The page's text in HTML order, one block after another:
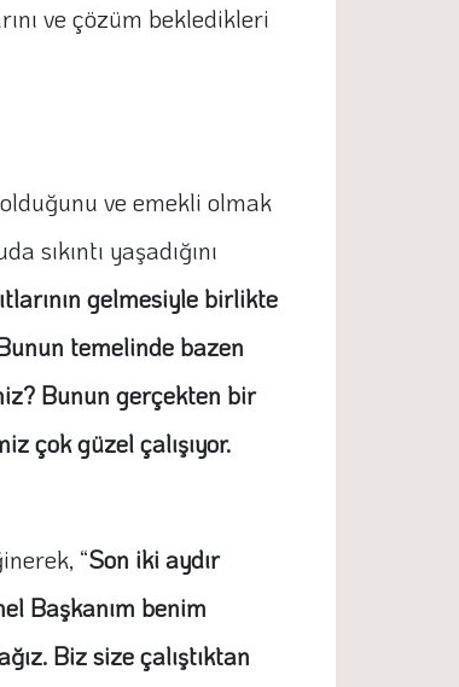
ve çözüm bekledikleri
ve emekli olmak
sıkıntı yaşadığını
gelmesiyle birlikte
temelinde bazen
Bunun gerçekten bir
çok güzel çalışıyor.
“Son iki aydır
Başkanım benim
Biz size çalıştıktan